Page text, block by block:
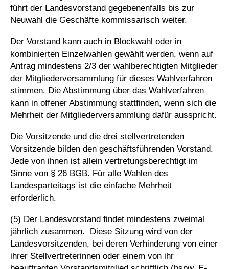
führt der Landesvorstand gegebenenfalls bis zur
Neuwahl die Geschäfte kommissarisch weiter.
Der Vorstand kann auch in Blockwahl oder in
kombinierten Einzelwahlen gewählt werden, wenn auf
Antrag mindestens 2/3 der wahlberechtigten Mitglieder
der Mitgliederversammlung für dieses Wahlverfahren
stimmen. Die Abstimmung über das Wahlverfahren
kann in offener Abstimmung stattfinden, wenn sich die
Mehrheit der Mitgliederversammlung dafür ausspricht.
Die Vorsitzende und die drei stellvertretenden
Vorsitzende bilden den geschäftsführenden Vorstand.
Jede von ihnen ist allein vertretungsberechtigt im
Sinne von § 26 BGB. Für alle Wahlen des
Landesparteitags ist die einfache Mehrheit
erforderlich.
(5) Der Landesvorstand findet mindestens zweimal
jährlich zusammen. Diese Sitzung wird von der
Landesvorsitzenden, bei deren Verhinderung von einer
ihrer Stellvertreterinnen oder einem von ihr